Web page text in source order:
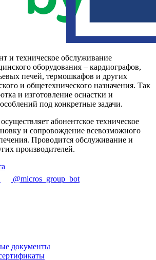
и техническое обслуживание
оборудования – кардиографов,
печей, термошкафов и других
и общетехнического назначения. Так
и изготовление оснастки и
под конкретные задачи.
абонентское техническое
и сопровождение всевозможного
Проводится обслуживание и
производителей.
@micros_group_bot
документы